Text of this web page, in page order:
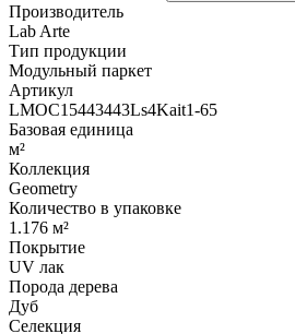
Производитель
Lab Arte
Тип продукции
Модульный паркет
Артикул
LMOC15443443Ls4Kait1-65
Базовая единица
м²
Коллекция
Geometry
Количество в упаковке
1.176 м²
Покрытие
UV лак
Порода дерева
Дуб
Селекция